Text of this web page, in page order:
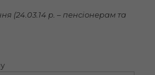
(24.03.14 р. – пенсіонерам та